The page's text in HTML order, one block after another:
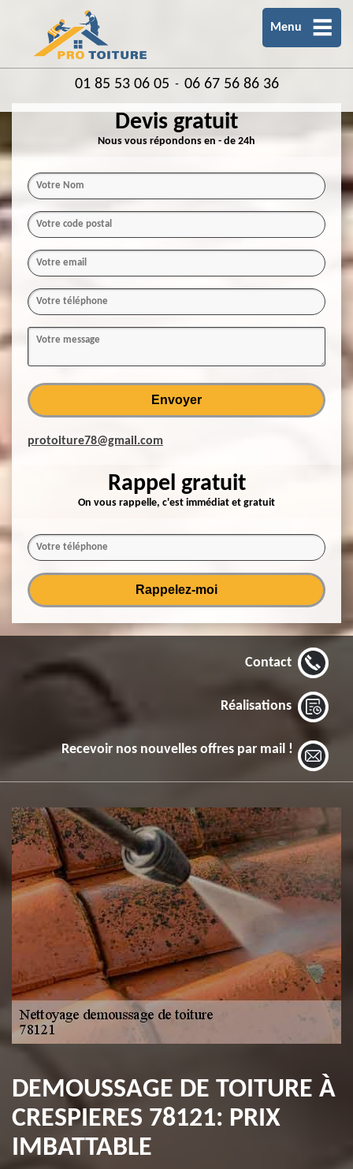
Menu
01 85 53 06 05 - 06 67 56 86 36
Devis gratuit
Nous vous répondons en - de 24h
protoiture78@gmail.com
Rappel gratuit
On vous rappelle, c'est immédiat et gratuit
Contact
Réalisations
Recevoir nos nouvelles offres par mail !
DEMOUSSAGE DE TOITURE À
CRESPIERES 78121: PRIX
IMBATTABLE